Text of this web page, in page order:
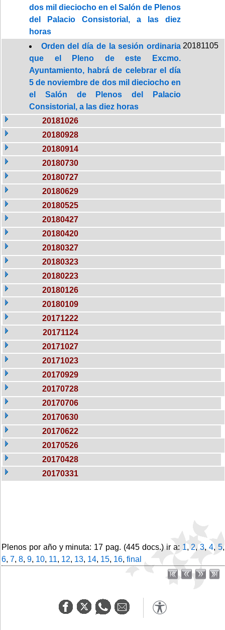
dos mil dieciocho en el Salón de Plenos
del Palacio Consistorial, a las diez
horas
Orden del día de la sesión ordinaria
que el Pleno de este Excmo.
Ayuntamiento, habrá de celebrar el día
5 de noviembre de dos mil dieciocho en
el Salón de Plenos del Palacio
Consistorial, a las diez horas
20181105
20181026
20180928
20180914
20180730
20180727
20180629
20180525
20180427
20180420
20180327
20180323
20180223
20180126
20180109
20171222
20171124
20171027
20171023
20170929
20170728
20170706
20170630
20170622
20170526
20170428
20170331
Plenos por año y minuta: 17 pag. (445 docs.) ir a: 1,2,3,4,5,
6, 7, 8, 9, 10, 11, 12, 13, 14, 15, 16, final